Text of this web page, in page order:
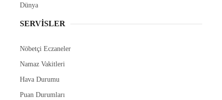
Dünya
SERVİSLER
Nöbetçi Eczaneler
Namaz Vakitleri
Hava Durumu
Puan Durumları